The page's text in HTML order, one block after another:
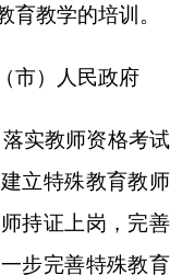
升行动实